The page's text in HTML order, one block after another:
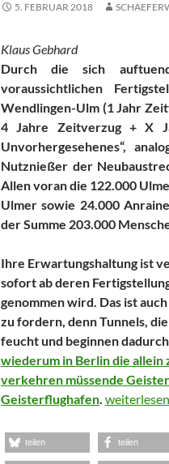
5. FEBRUAR 2018
Klaus Gebhard
Durch die sich
voraussichtlichen
Wendlingen-Ulm (1 Jahr
4 Jahre Zeitverzug + X
Unvorhergesehenes“,
Nutznießer der
Allen voran die 122.000
Ulmer sowie 24.000
der Summe 203.000
Ihre Erwartungshaltung ist
sofort ab deren
genommen wird. Das ist
zu fordern, denn Tunnels,
feucht und beginnen
wiederum in Berlin die
verkehren müssende
Geisterflughafen. Was
weiterlesen
teilen teilen